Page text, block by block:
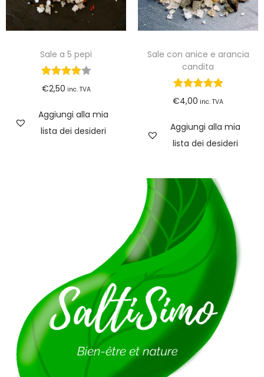
Sale a 5 pepi
€2,50 inc. TVA
Aggiungi alla mia
lista dei desideri
Sale con anice e arancia
candita
€4,00 inc. TVA
Aggiungi alla mia
lista dei desideri